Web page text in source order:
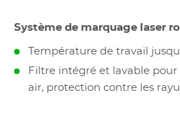
Système de marquage laser
Température de travail
Filtre intégré et lavable
air, protection contre les